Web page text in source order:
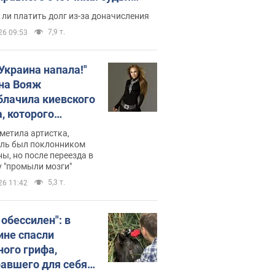
неожиданное решение
платить долг из-за доначисления
09:53 7,9 т.
напала!"
Вояж
киевского
которого
он
не знал,
хочет
украинцев
артистка,
был поклонником
но после переезда в
"промыли мозги"
11:42 5,3 т.
в
спасли
грифа,
для себя